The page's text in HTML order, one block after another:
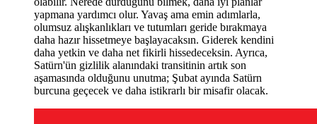
yapmana yardımcı olur. Yavaş ama emin adımlarla,
olumsuz alışkanlıkları ve tutumları geride bırakmaya
daha hazır hissetmeye başlayacaksın. Giderek kendini
daha yetkin ve daha net fikirli hissedeceksin. Ayrıca,
Satürn'ün gizlilik alanındaki transitinin artık son
aşamasında olduğunu unutma; Şubat ayında Satürn
burcuna geçecek ve daha istikrarlı bir misafir olacak.